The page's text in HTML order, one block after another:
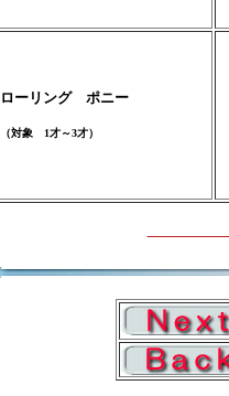
ローリング ポニー
（対象 1才～3才）